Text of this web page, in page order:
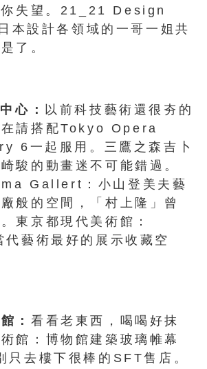
失望。21_21 Design
本設計各領域的一哥一姐共
了。
心：
以前科技藝術還很夯的
請搭配Tokyo Opera
6一起服用。三鷹之森吉卜
駿的動畫迷不可能錯過。
Gallert：小山登美夫藝
般的空間，「村上隆」曾
東京都現代美術館：
藝術最好的展示收藏空
： 看看老東西，喝喝好抹
館：博物館建築玻璃帷幕
只去樓下很棒的SFT售店。